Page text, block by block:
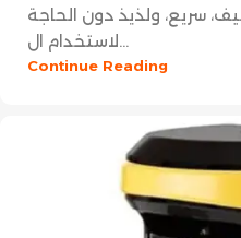
سريع، ولذيذ دون الحاجة
لاستخدام ال...
Continue Reading